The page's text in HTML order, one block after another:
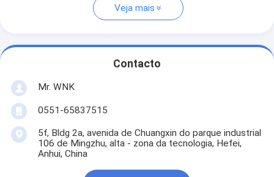
Veja mais
Contacto
Mr. WNK
0551-65837515
5f, Bldg 2a, avenida de Chuangxin do parque industrial
106 de Mingzhu, alta - zona da tecnologia, Hefei,
Anhui, China